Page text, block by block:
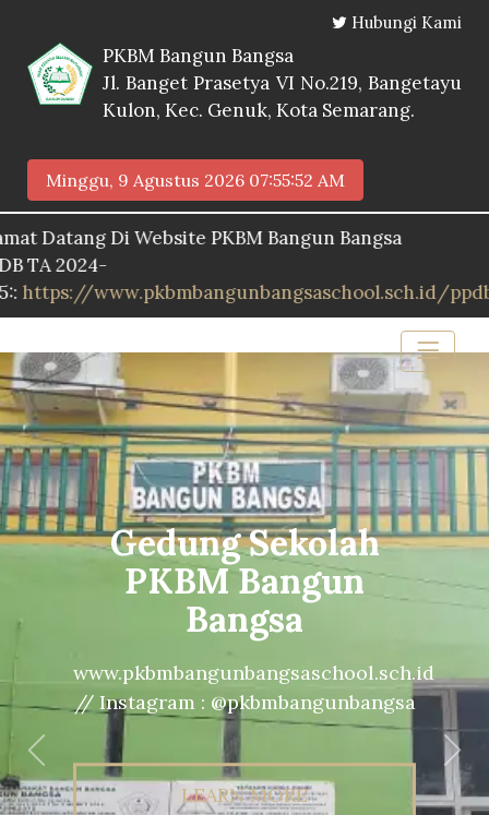
Hubungi Kami
PKBM Bangun Bangsa
Jl. Banget Prasetya VI No.219, Bangetayu
Kulon, Kec. Genuk, Kota Semarang.
Minggu, 9 Agustus 2026 07:55:53 AM
Di Website PKBM Bangun Bangsa
www.pkbmbangunbangsaschool.sch.id/ppdb
Gedung Sekolah
PKBM Bangun
Bangsa
www.pkbmbangunbangsaschool.sch.id
// Instagram : @pkbmbangunbangsa
LEARN MORE
Previous